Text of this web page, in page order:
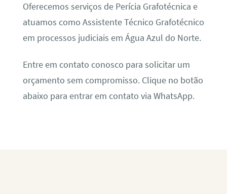
Oferecemos serviços de Perícia Grafotécnica e
atuamos como Assistente Técnico Grafotécnico
em processos judiciais em Água Azul do Norte.
Entre em contato conosco para solicitar um
orçamento sem compromisso. Clique no botão
abaixo para entrar em contato via WhatsApp.